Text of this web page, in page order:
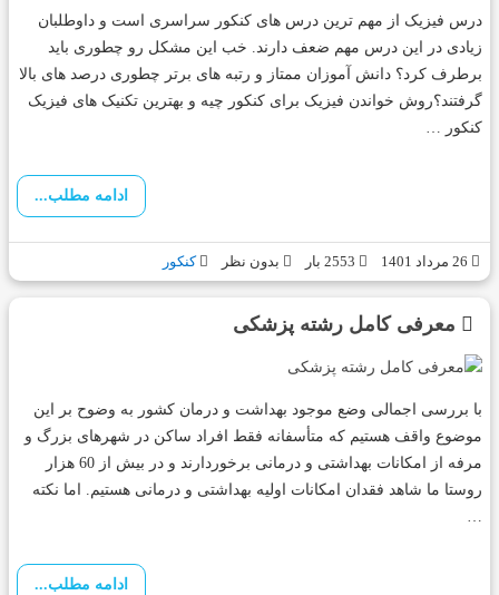
درس فیزیک از مهم ترین درس های کنکور سراسری است و داوطلبان
زیادی در این درس مهم ضعف دارند. خب این مشکل رو چطوری باید
برطرف کرد؟ دانش آموزان ممتاز و رتبه های برتر چطوری درصد های بالا
گرفتند؟روش خواندن فیزیک برای کنکور چیه و بهترین تکنیک های فیزیک
کنکور …
ادامه مطلب...
بدون نظر کنکور
معرفی کامل رشته پزشکی
با بررسی اجمالی وضع موجود بهداشت و درمان کشور به وضوح بر این
موضوع واقف هستیم که متأسفانه فقط افراد ساکن در شهرهای بزرگ و
مرفه از امکانات بهداشتی و درمانی برخوردارند و در بیش از 60 هزار
روستا ما شاهد فقدان امکانات اولیه بهداشتی و درمانی هستیم. اما نکته
…
ادامه مطلب...